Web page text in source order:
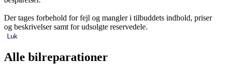
Der tages forbehold for fejl og mangler i tilbuddets indhold, priser
og beskrivelser samt for udsolgte reservedele.
Luk
Alle bilreparationer